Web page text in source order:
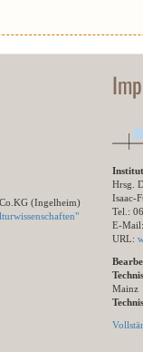
(Ingelheim)
Hrsg.
Isaac-
Tel.:
E-Mail:
URL:
Mainz